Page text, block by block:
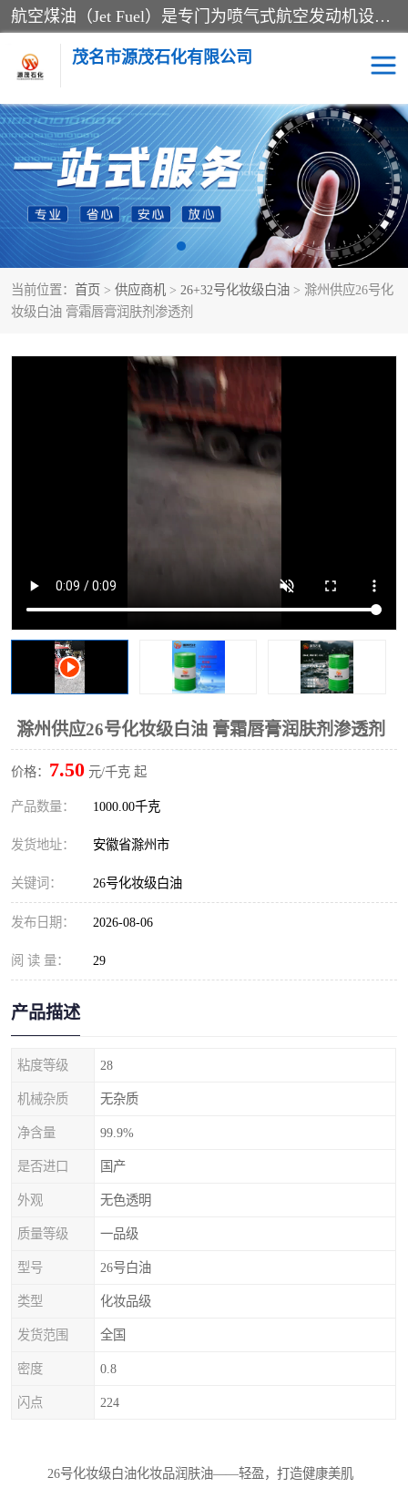
航空煤油（Jet Fuel）是专门为喷气式航空发动机设计的高纯度燃料，主要分为Jet A、Jet A-1和Jet B等类型。其特点是闪点高、低温流动性好，并添加了抗静电剂和抗氧化剂以确保飞行安全。航空煤油需
茂名市源茂石化有限公司
当前位置： 首页 > 供应商机 > 26+32号化妆级白油 > 滁州供应26号化
妆级白油 膏霜唇膏润肤剂渗透剂
滁州供应26号化妆级白油 膏霜唇膏润肤剂渗透剂
价格： 7.50 元/千克 起
产品数量： 1000.00千克
发货地址： 安徽省滁州市
关键词： 26号化妆级白油
发布日期： 2026-08-06
阅 读 量： 29
产品描述
粘度等级 28
机械杂质 无杂质
净含量 99.9%
是否进口 国产
外观 无色透明
质量等级 一品级
型号 26号白油
类型 化妆品级
发货范围 全国
密度 0.8
闪点 224
26号化妆级白油化妆品润肤油——轻盈，打造健康美肌
RP3航空煤油 D20+D30溶剂油
D40+D60溶剂油 D80+D100溶剂油
6号+120号溶剂油 260号溶剂油
异构烷烃 天然乳胶
26+32号化妆级白油 46+68号化妆级白油